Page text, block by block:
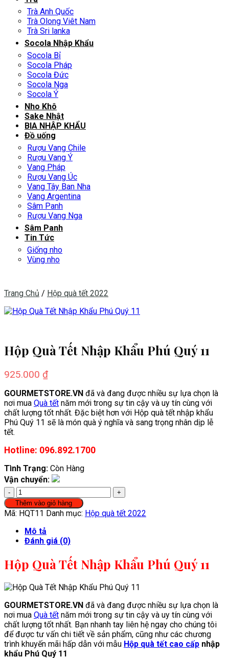
Trà Anh Quốc
Trà Olong Viêt Nam
Trà Sri lanka
Socola Nhập Khẩu
Socola Bỉ
Socola Pháp
Socola Đức
Socola Nga
Socola Ý
Nho Khô
Sake Nhật
BIA NHẬP KHẨU
Đồ uống
Rượu Vang Chile
Rượu Vang Ý
Vang Pháp
Rượu Vang Úc
Vang Tây Ban Nha
Vang Argentina
Sâm Panh
Rượu Vang Nga
Sâm Panh
Tin Tức
Giống nho
Vùng nho
Trang Chủ / Hộp quà tết 2022
Hộp Quà Tết Nhập Khẩu Phú Quý 11
925.000 ₫
GOURMETSTORE.VN đã và đang được nhiều sự lựa chọn là
nơi mua Quà tết năm mới trong sự tin cậy và uy tín cùng với
chất lượng tốt nhất. Đặc biệt hơn với Hộp quà tết nhập khẩu
Phú Quý 11 sẽ là món quà ý nghĩa và sang trọng nhân dịp lễ
tết.
Hotline: 096.892.1700
Tình Trạng: Còn Hàng
Vận chuyển:
Hộp
Quà
Tết
Nhập
Khẩu
Phú
11
số
Thêm vào giỏ hàng
Mã: HQT11 Danh mục: Hộp quà tết 2022
Mô tả
Đánh giá (0)
Hộp Quà Tết Nhập Khẩu Phú Quý 11
GOURMETSTORE.VN đã và đang được nhiều sự lựa chọn là
nơi mua Quà tết năm mới trong sự tin cậy và uy tín cùng với
chất lượng tốt nhất. Bạn nhanh tay liên hệ ngay cho chúng tôi
để được tư vấn chi tiết về sản phẩm, cũng như các chương
trình khuyến mãi hấp dẫn với mẫu Hộp quà tết cao cấp nhập
khẩu Phú Quý 11